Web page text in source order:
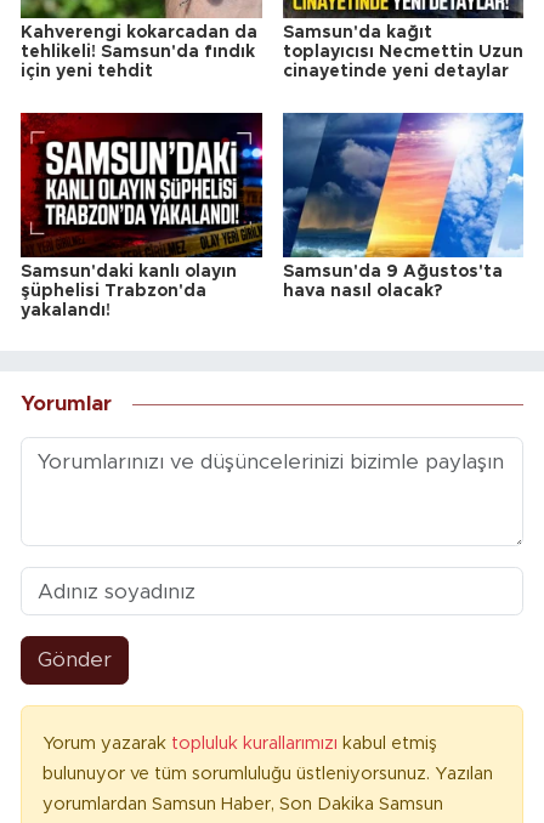
Kahverengi kokarcadan da
tehlikeli! Samsun'da fındık
için yeni tehdit
Samsun'da kağıt
toplayıcısı Necmettin Uzun
cinayetinde yeni detaylar
Samsun'daki kanlı olayın
şüphelisi Trabzon'da
yakalandı!
Samsun'da 9 Ağustos'ta
hava nasıl olacak?
Yorumlar
Gönder
Yorum yazarak topluluk kurallarımızı kabul etmiş
bulunuyor ve tüm sorumluluğu üstleniyorsunuz. Yazılan
yorumlardan Samsun Haber, Son Dakika Samsun